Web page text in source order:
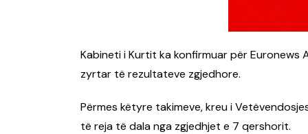
Kabineti i Kurtit ka konfirmuar për
zyrtar të rezultateve zgjedhore.
Përmes këtyre takimeve, kreu i
të reja të dala nga zgjedhjet e 7 qershorit.